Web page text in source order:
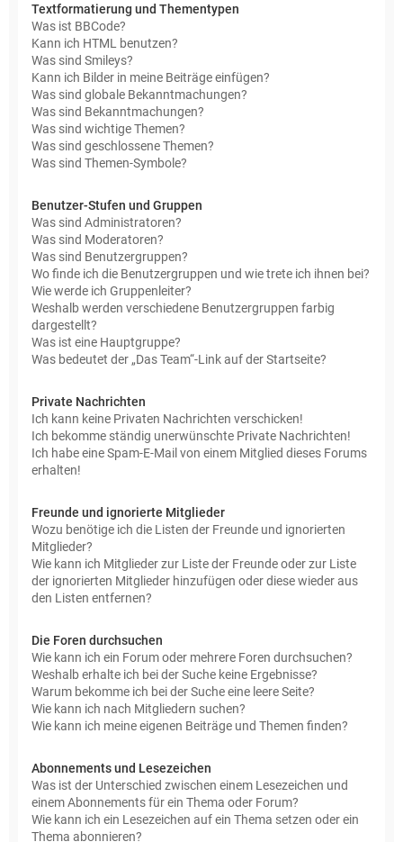
Textformatierung und Thementypen
Was ist BBCode?
Kann ich HTML benutzen?
Was sind Smileys?
Kann ich Bilder in meine Beiträge einfügen?
Was sind globale Bekanntmachungen?
Was sind Bekanntmachungen?
Was sind wichtige Themen?
Was sind geschlossene Themen?
Was sind Themen-Symbole?
Benutzer-Stufen und Gruppen
Was sind Administratoren?
Was sind Moderatoren?
Was sind Benutzergruppen?
Wo finde ich die Benutzergruppen und wie trete ich ihnen bei?
Wie werde ich Gruppenleiter?
Weshalb werden verschiedene Benutzergruppen farbig
dargestellt?
Was ist eine Hauptgruppe?
Was bedeutet der „Das Team“-Link auf der Startseite?
Private Nachrichten
Ich kann keine Privaten Nachrichten verschicken!
Ich bekomme ständig unerwünschte Private Nachrichten!
Ich habe eine Spam-E-Mail von einem Mitglied dieses Forums
erhalten!
Freunde und ignorierte Mitglieder
Wozu benötige ich die Listen der Freunde und ignorierten
Mitglieder?
Wie kann ich Mitglieder zur Liste der Freunde oder zur Liste
der ignorierten Mitglieder hinzufügen oder diese wieder aus
den Listen entfernen?
Die Foren durchsuchen
Wie kann ich ein Forum oder mehrere Foren durchsuchen?
Weshalb erhalte ich bei der Suche keine Ergebnisse?
Warum bekomme ich bei der Suche eine leere Seite?
Wie kann ich nach Mitgliedern suchen?
Wie kann ich meine eigenen Beiträge und Themen finden?
Abonnements und Lesezeichen
Was ist der Unterschied zwischen einem Lesezeichen und
einem Abonnements für ein Thema oder Forum?
Wie kann ich ein Lesezeichen auf ein Thema setzen oder ein
Thema abonnieren?